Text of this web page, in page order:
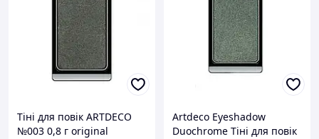
Тіні для повік ARTDECO
№003 0,8 г original
Artdeco Eyeshadow
Duochrome Тіні для повік